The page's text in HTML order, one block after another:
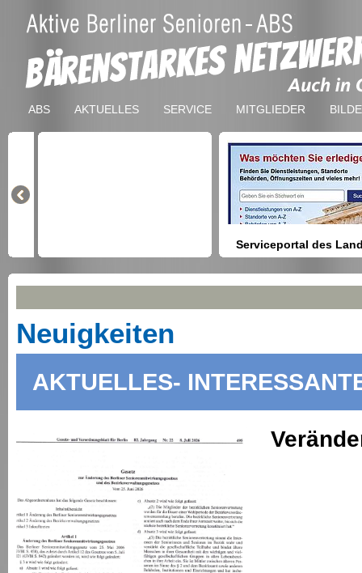
ABS AKTUELLES SERVICE MITGLIEDER
Serviceportal des
Berlin
Anmeldung bei Ämtern usw.
Neuigkeiten
AKTUELLES-